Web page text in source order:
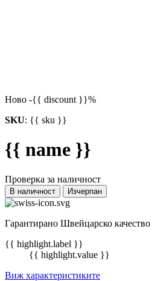
Ново -{{ discount }}%
SKU: {{ sku }}
{{ name }}
Проверка за наличност
В наличност Изчерпан
Гарантирано Швейцарско качество
{{ highlight.label }}
{{ highlight.value }}
Виж характеристиките